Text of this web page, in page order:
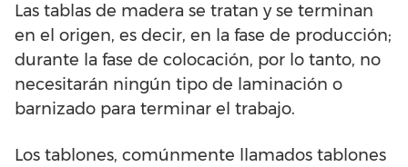
Las tablas de madera se tratan y se terminan
en el origen, es decir, en la fase de producción;
durante la fase de colocación, por lo tanto, no
necesitarán ningún tipo de laminación o
barnizado para terminar el trabajo.
Los tablones, comúnmente llamados tablones